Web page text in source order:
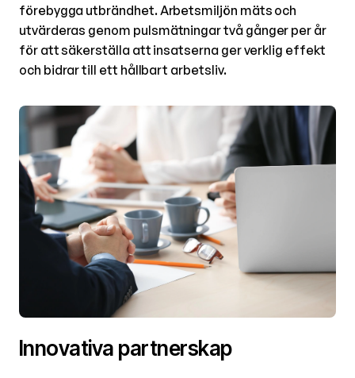
förebygga utbrändhet. Arbetsmiljön mäts och
utvärderas genom pulsmätningar två gånger per år
för att säkerställa att insatserna ger verklig effekt
och bidrar till ett hållbart arbetsliv.
Innovativa partnerskap